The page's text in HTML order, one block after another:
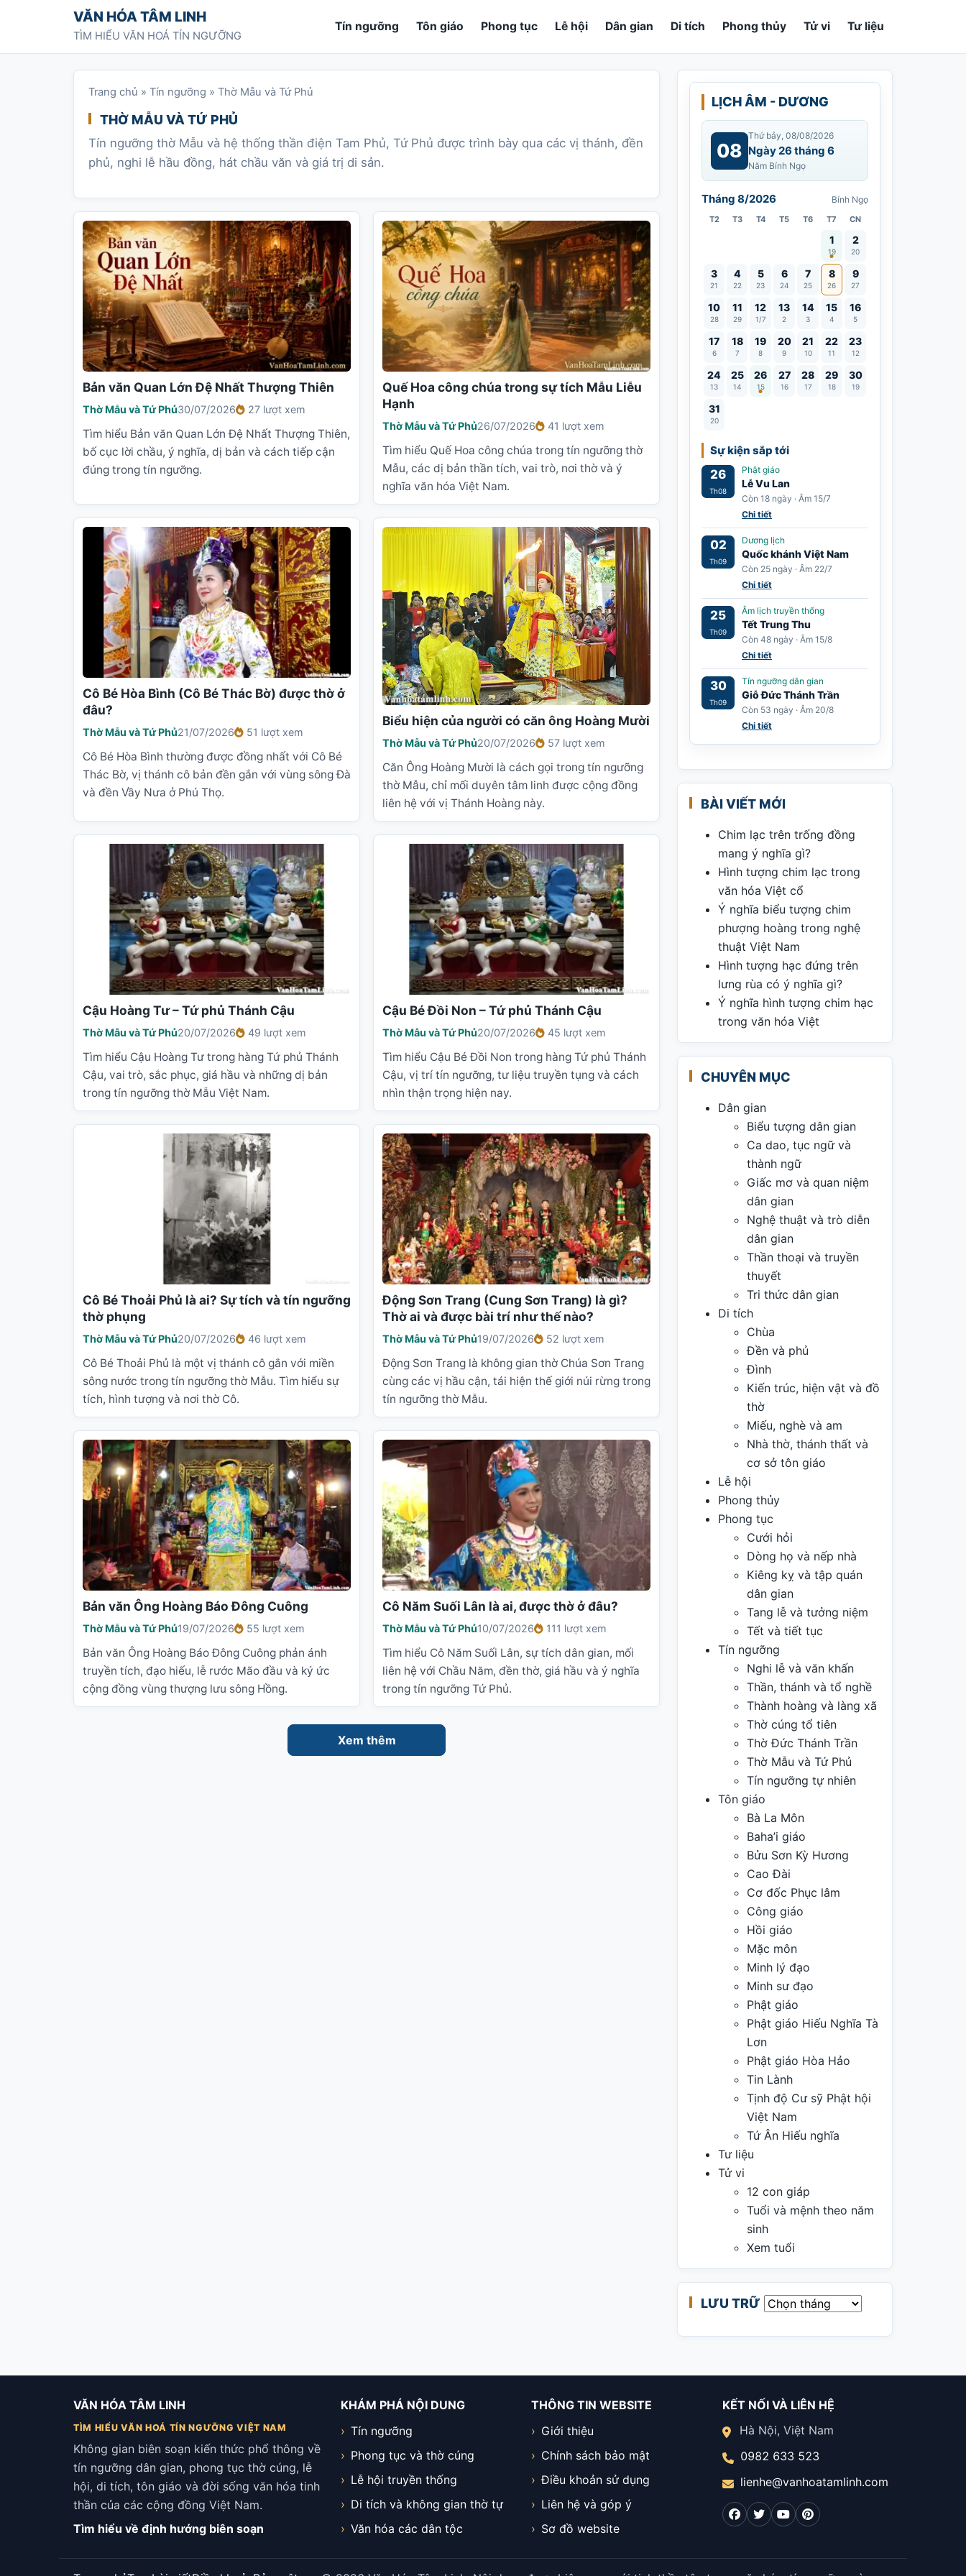
Chuyển tới nội dungVĂN HÓA TÂM LINH
TÌM HIỂU VĂN HOÁ TÍN NGƯỠNG
Tín ngưỡng Tôn giáo Phong tục Lễ hội Dân gian Di tích Phong thủy Tử vi Tư liệu
Trang chủ » Tín ngưỡng » Thờ Mẫu và Tứ Phủ
THỜ MẪU VÀ TỨ PHỦ
Tín ngưỡng thờ Mẫu và hệ thống thần điện Tam Phủ, Tứ Phủ được trình bày qua các vị thánh, đền
phủ, nghi lễ hầu đồng, hát chầu văn và giá trị di sản.
Bản văn Quan Lớn Đệ Nhất Thượng Thiên
Thờ Mẫu và Tứ Phủ30/07/2026 27 lượt xem
Tìm hiểu Bản văn Quan Lớn Đệ Nhất Thượng Thiên,
bố cục lời chầu, ý nghĩa, dị bản và cách tiếp cận
đúng trong tín ngưỡng.
Quế Hoa công chúa trong sự tích Mẫu Liễu
Hạnh
Thờ Mẫu và Tứ Phủ26/07/2026 41 lượt xem
Tìm hiểu Quế Hoa công chúa trong tín ngưỡng thờ
Mẫu, các dị bản thần tích, vai trò, nơi thờ và ý
nghĩa văn hóa Việt Nam.
Cô Bé Hòa Bình (Cô Bé Thác Bờ) được thờ ở
đâu?
Thờ Mẫu và Tứ Phủ21/07/2026 51 lượt xem
Cô Bé Hòa Bình thường được đồng nhất với Cô Bé
Thác Bờ, vị thánh cô bản đền gắn với vùng sông Đà
và đền Vầy Nưa ở Phú Thọ.
Biểu hiện của người có căn ông Hoàng Mười
Thờ Mẫu và Tứ Phủ20/07/2026 57 lượt xem
Căn Ông Hoàng Mười là cách gọi trong tín ngưỡng
thờ Mẫu, chỉ mối duyên tâm linh được cộng đồng
liên hệ với vị Thánh Hoàng này.
Cậu Hoàng Tư – Tứ phủ Thánh Cậu
Thờ Mẫu và Tứ Phủ20/07/2026 49 lượt xem
Tìm hiểu Cậu Hoàng Tư trong hàng Tứ phủ Thánh
Cậu, vai trò, sắc phục, giá hầu và những dị bản
trong tín ngưỡng thờ Mẫu Việt Nam.
Cậu Bé Đồi Non – Tứ phủ Thánh Cậu
Thờ Mẫu và Tứ Phủ20/07/2026 45 lượt xem
Tìm hiểu Cậu Bé Đồi Non trong hàng Tứ phủ Thánh
Cậu, vị trí tín ngưỡng, tư liệu truyền tụng và cách
nhìn thận trọng hiện nay.
Cô Bé Thoải Phủ là ai? Sự tích và tín ngưỡng
thờ phụng
Thờ Mẫu và Tứ Phủ20/07/2026 46 lượt xem
Cô Bé Thoải Phủ là một vị thánh cô gắn với miền
sông nước trong tín ngưỡng thờ Mẫu. Tìm hiểu sự
tích, hình tượng và nơi thờ Cô.
Động Sơn Trang (Cung Sơn Trang) là gì?
Thờ ai và được bài trí như thế nào?
Thờ Mẫu và Tứ Phủ19/07/2026 52 lượt xem
Động Sơn Trang là không gian thờ Chúa Sơn Trang
cùng các vị hầu cận, tái hiện thế giới núi rừng trong
tín ngưỡng thờ Mẫu.
Bản văn Ông Hoàng Báo Đông Cuông
Thờ Mẫu và Tứ Phủ19/07/2026 55 lượt xem
Bản văn Ông Hoàng Báo Đông Cuông phản ánh
truyền tích, đạo hiếu, lễ rước Mão đầu và ký ức
cộng đồng vùng thượng lưu sông Hồng.
Cô Năm Suối Lân là ai, được thờ ở đâu?
Thờ Mẫu và Tứ Phủ10/07/2026 111 lượt xem
Tìm hiểu Cô Năm Suối Lân, sự tích dân gian, mối
liên hệ với Chầu Năm, đền thờ, giá hầu và ý nghĩa
trong tín ngưỡng Tứ Phủ.
Xem thêm
LỊCH ÂM - DƯƠNG
08
Thứ bảy, 08/08/2026
Ngày 26 tháng 6
Năm Bính Ngọ
Tháng 8/2026 Bính Ngọ
T2 T3 T4 T5 T6 T7 CN
1
19
Vía Quán Thế Âm thành đạo
2
20
3
21
4
22
5
23
6
24
7
25
8
26
9
27
10
28
11
29
12
1/7
13
2
14
3
15
4
16
5
17
6
18
7
19
8
20
9
21
10
22
11
23
12
24
13
25
14
26
15
Lễ Vu Lan
27
16
28
17
29
18
30
19
31
20
Sự kiện sắp tới
26
Th08
Phật giáo
Lễ Vu Lan
Còn 18 ngày · Âm 15/7
Chi tiết
02
Th09
Dương lịch
Quốc khánh Việt Nam
Còn 25 ngày · Âm 22/7
Chi tiết
25
Th09
Âm lịch truyền thống
Tết Trung Thu
Còn 48 ngày · Âm 15/8
Chi tiết
30
Th09
Tín ngưỡng dân gian
Giỗ Đức Thánh Trần
Còn 53 ngày · Âm 20/8
Chi tiết
BÀI VIẾT MỚI
Chim lạc trên trống đồng
mang ý nghĩa gì?
Hình tượng chim lạc trong
văn hóa Việt cổ
Ý nghĩa biểu tượng chim
phượng hoàng trong nghệ
thuật Việt Nam
Hình tượng hạc đứng trên
lưng rùa có ý nghĩa gì?
Ý nghĩa hình tượng chim hạc
trong văn hóa Việt
CHUYÊN MỤC
Dân gian
Biểu tượng dân gian
Ca dao, tục ngữ và
thành ngữ
Giấc mơ và quan niệm
dân gian
Nghệ thuật và trò diễn
dân gian
Thần thoại và truyền
thuyết
Tri thức dân gian
Di tích
Chùa
Đền và phủ
Đình
Kiến trúc, hiện vật và đồ
thờ
Miếu, nghè và am
Nhà thờ, thánh thất và
cơ sở tôn giáo
Lễ hội
Phong thủy
Phong tục
Cưới hỏi
Dòng họ và nếp nhà
Kiêng kỵ và tập quán
dân gian
Tang lễ và tưởng niệm
Tết và tiết tục
Tín ngưỡng
Nghi lễ và văn khấn
Thần, thánh và tổ nghề
Thành hoàng và làng xã
Thờ cúng tổ tiên
Thờ Đức Thánh Trần
Thờ Mẫu và Tứ Phủ
Tín ngưỡng tự nhiên
Tôn giáo
Bà La Môn
Baha’i giáo
Bửu Sơn Kỳ Hương
Cao Đài
Cơ đốc Phục lâm
Công giáo
Hồi giáo
Mặc môn
Minh lý đạo
Minh sư đạo
Phật giáo
Phật giáo Hiếu Nghĩa Tà
Lơn
Phật giáo Hòa Hảo
Tin Lành
Tịnh độ Cư sỹ Phật hội
Việt Nam
Tứ Ân Hiếu nghĩa
Tư liệu
Tử vi
12 con giáp
Tuổi và mệnh theo năm
sinh
Xem tuổi
LƯU TRỮ Lưu trữ
VĂN HÓA TÂM LINH
TÌM HIỂU VĂN HOÁ TÍN NGƯỠNG VIỆT NAM
Không gian biên soạn kiến thức phổ thông về
tín ngưỡng dân gian, phong tục thờ cúng, lễ
hội, di tích, tôn giáo và đời sống văn hóa tinh
thần của các cộng đồng Việt Nam.
Tìm hiểu về định hướng biên soạn
KHÁM PHÁ NỘI DUNG
Tín ngưỡng
Phong tục và thờ cúng
Lễ hội truyền thống
Di tích và không gian thờ tự
Văn hóa các dân tộc
THÔNG TIN WEBSITE
Giới thiệu
Chính sách bảo mật
Điều khoản sử dụng
Liên hệ và góp ý
Sơ đồ website
KẾT NỐI VÀ LIÊN HỆ
Hà Nội, Việt Nam
0982 633 523
lienhe@vanhoatamlinh.com